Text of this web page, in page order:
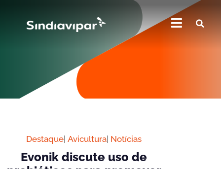
Destaque Avicultura Notícias
Evonik discute uso de